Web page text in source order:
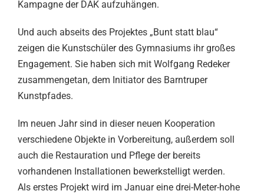
Kampagne der DAK aufzuhängen.
Und auch abseits des Projektes „Bunt statt blau“
zeigen die Kunstschüler des Gymnasiums ihr großes
Engagement. Sie haben sich mit Wolfgang Redeker
zusammengetan, dem Initiator des Barntruper
Kunstpfades.
Im neuen Jahr sind in dieser neuen Kooperation
verschiedene Objekte in Vorbereitung, außerdem soll
auch die Restauration und Pflege der bereits
vorhandenen Installationen bewerkstelligt werden.
Als erstes Projekt wird im Januar eine drei-Meter-hohe